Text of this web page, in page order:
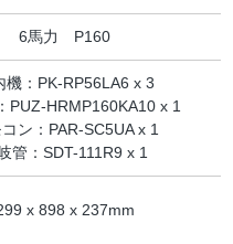
6馬力 P160
機：PK-RP56LA6 x 3
PUZ-HRMP160KA10 x 1
コン：PAR-SC5UA x 1
管：SDT-111R9 x 1
x 898 x 237mm